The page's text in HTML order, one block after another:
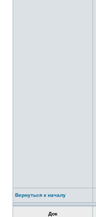
Вернуться к началу
Док